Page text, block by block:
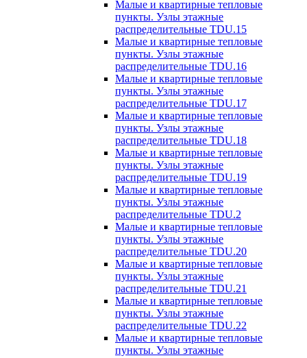
Малые и квартирные тепловые
пункты. Узлы этажные
распределительные TDU.15
Малые и квартирные тепловые
пункты. Узлы этажные
распределительные TDU.16
Малые и квартирные тепловые
пункты. Узлы этажные
распределительные TDU.17
Малые и квартирные тепловые
пункты. Узлы этажные
распределительные TDU.18
Малые и квартирные тепловые
пункты. Узлы этажные
распределительные TDU.19
Малые и квартирные тепловые
пункты. Узлы этажные
распределительные TDU.2
Малые и квартирные тепловые
пункты. Узлы этажные
распределительные TDU.20
Малые и квартирные тепловые
пункты. Узлы этажные
распределительные TDU.21
Малые и квартирные тепловые
пункты. Узлы этажные
распределительные TDU.22
Малые и квартирные тепловые
пункты. Узлы этажные